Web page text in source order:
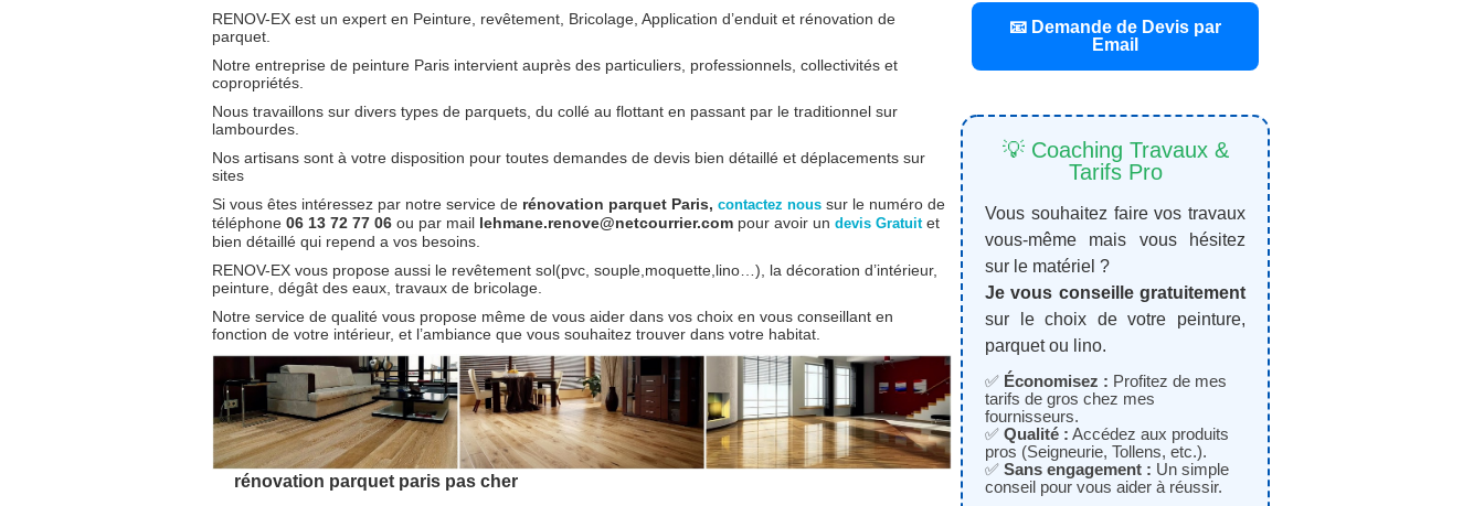
RENOV-EX est un expert en Peinture, revêtement, Bricolage, Application d’enduit et rénovation de
parquet.
Notre entreprise de peinture Paris intervient auprès des particuliers, professionnels, collectivités et
copropriétés.
Nous travaillons sur divers types de parquets, du collé au flottant en passant par le traditionnel sur
lambourdes.
Nos artisans sont à votre disposition pour toutes demandes de devis bien détaillé et déplacements sur
sites
Si vous êtes intéressez par notre service de rénovation parquet Paris, contactez nous sur le numéro de
téléphone 06 13 72 77 06 ou par mail lehmane.renove@netcourrier.com pour avoir un devis Gratuitet
bien détaillé qui repend a vos besoins.
RENOV-EX vous propose aussi le revêtement sol(pvc, souple,moquette,lino…), la décoration d’intérieur,
peinture, dégât des eaux, travaux de bricolage.
Notre service de qualité vous propose même de vous aider dans vos choix en vous conseillant en
fonction de votre intérieur, et l’ambiance que vous souhaitez trouver dans votre habitat.
rénovation parquet paris pas cher
📧 Demande de Devis par
Email
💡 Coaching Travaux &
Tarifs Pro
Vous souhaitez faire vos travaux
vous-même mais vous hésitez
sur le matériel ?
Je vous conseille gratuitement
sur le choix de votre peinture,
parquet ou lino.
✅ Économisez : Profitez de mes
tarifs de gros chez mes
fournisseurs.
✅ Qualité : Accédez aux produits
pros (Seigneurie, Tollens, etc.).
✅ Sans engagement : Un simple
conseil pour vous aider à réussir.